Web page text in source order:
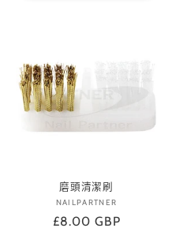
磨頭清潔刷
廠
商：
NAILPARTNER
定
£8.00 GBP